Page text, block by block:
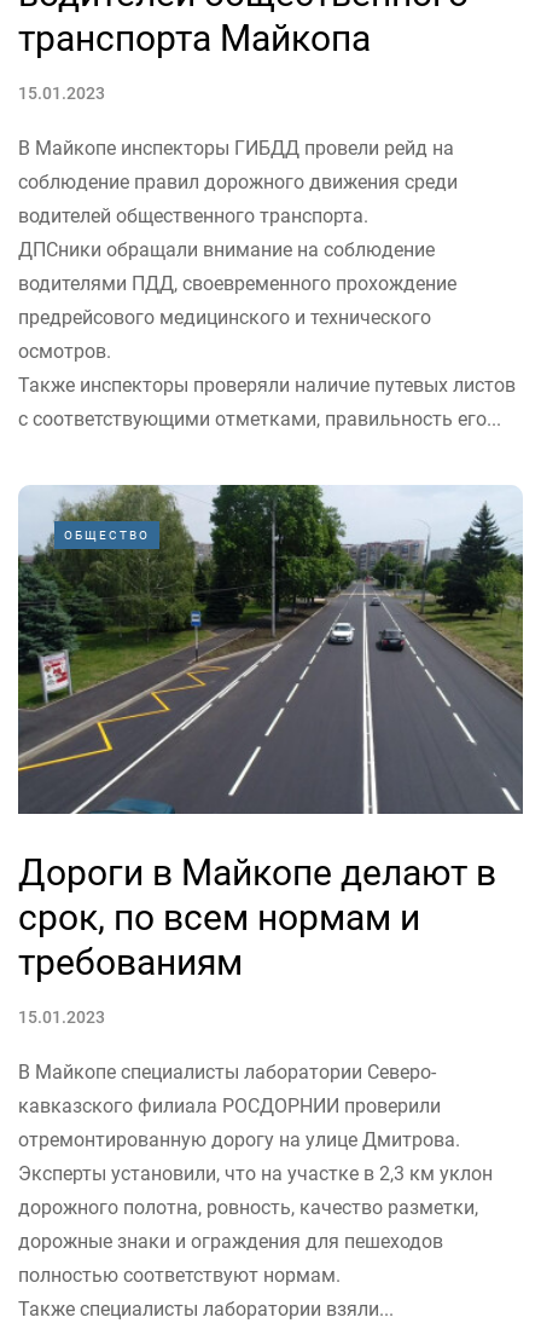
транспорта Майкопа
15.01.2023
В Майкопе инспекторы ГИБДД провели рейд на
соблюдение правил дорожного движения среди
водителей общественного транспорта.
ДПСники обращали внимание на соблюдение
водителями ПДД, своевременного прохождение
предрейсового медицинского и технического
осмотров.
Также инспекторы проверяли наличие путевых листов
с соответствующими отметками, правильность его...
ОБЩЕСТВО
Дороги в Майкопе делают в
срок, по всем нормам и
требованиям
15.01.2023
В Майкопе специалисты лаборатории Северо-
кавказского филиала РОСДОРНИИ проверили
отремонтированную дорогу на улице Дмитрова.
Эксперты установили, что на участке в 2,3 км уклон
дорожного полотна, ровность, качество разметки,
дорожные знаки и ограждения для пешеходов
полностью соответствуют нормам.
Также специалисты лаборатории взяли...